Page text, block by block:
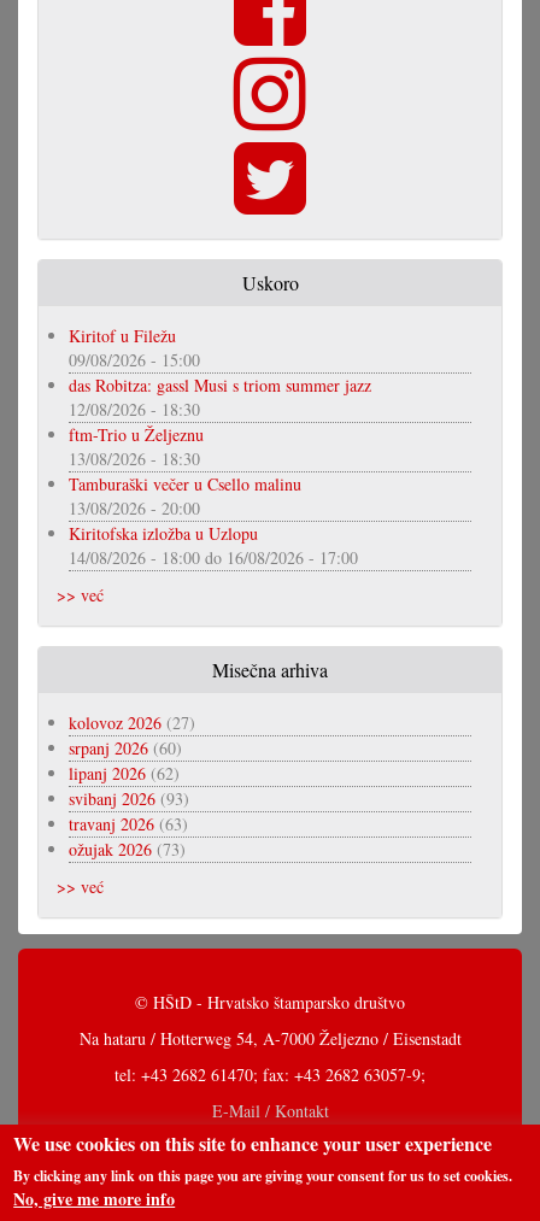
Uskoro
Kiritof u Filežu
09/08/2026 - 15:00
das Robitza: gassl Musi s triom summer jazz
12/08/2026 - 18:30
ftm-Trio u Željeznu
13/08/2026 - 18:30
Tamburaški večer u Csello malinu
13/08/2026 - 20:00
Kiritofska izložba u Uzlopu
14/08/2026 - 18:00 do 16/08/2026 - 17:00
>> već
Misečna arhiva
kolovoz 2026 (27)
srpanj 2026 (60)
lipanj 2026 (62)
svibanj 2026 (93)
travanj 2026 (63)
ožujak 2026 (73)
>> već
© HŠtD - Hrvatsko štamparsko društvo
Na hataru / Hotterweg 54, A-7000 Željezno / Eisenstadt
tel: +43 2682 61470; fax: +43 2682 63057-9;
E-Mail / Kontakt
We use cookies on this site to enhance your user experience
By clicking any link on this page you are giving your consent for us to set cookies.
No, give me more info